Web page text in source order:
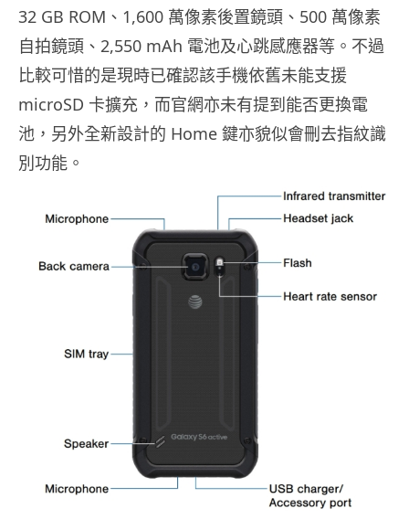
32 GB ROM、1,600 萬像素後置鏡頭、500 萬像素
自拍鏡頭、2,550 mAh 電池及心跳感應器等。不過
比較可惜的是現時已確認該手機依舊未能支援
microSD 卡擴充，而官網亦未有提到能否更換電
池，另外全新設計的 Home 鍵亦貌似會刪去指紋識
別功能。